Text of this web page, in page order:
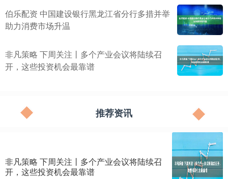
伯乐配资 中国建设银行黑龙江省分行多措并举
助力消费市场升温
非凡策略 下周关注丨多个产业会议将陆续召
开，这些投资机会最靠谱
推荐资讯
非凡策略 下周关注丨多个产业会议将陆续召
开，这些投资机会最靠谱